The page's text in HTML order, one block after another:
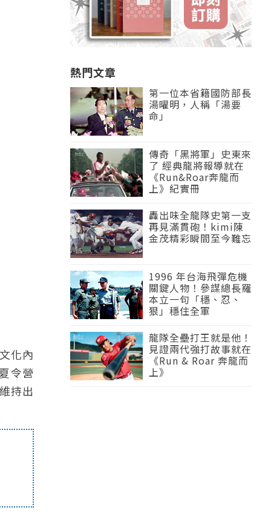
化內
令營
持出
熱門文章
第一位本省籍國防部長
湯曜明，人稱「湯要
命」
傳奇「黑將軍」史東來
了 經典龍將報導就在
《Run&Roar奔龍而
上》紀實冊
轟出味全龍隊史第一支
再見滿貫砲！kimi陳
金茂精彩瞬間至今難忘
1996 年台海飛彈危機
關鍵人物！參謀總長羅
本立一句「穩、忍、
狠」穩住全軍
龍隊全壘打王就是他！
見證兩代強打故事就在
《Run & Roar 奔龍而
上》